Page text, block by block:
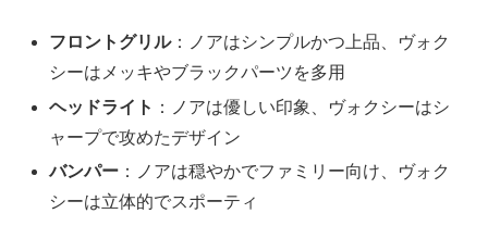
フロントグリル：ノアはシンプルかつ上品、ヴォク
シーはメッキやブラックパーツを多用
ヘッドライト ：ノアは優しい印象、ヴォクシーはシ
ャープで攻めたデザイン
バンパー ：ノアは穏やかでファミリー向け、ヴォク
シーは立体的でスポーティ